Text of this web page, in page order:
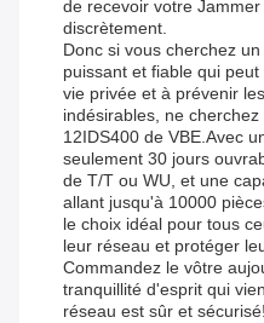
de recevoir votre
discrètement.
Donc si vous cherchez
puissant et fiable qui
vie privée et à prévenir
indésirables, ne
12IDS400 de VBE.Avec
seulement 30 jours
de T/T ou WU, et une
allant jusqu'à 10000
le choix idéal pour tous
leur réseau et protéger
Commandez le vôtre
tranquillité d'esprit qui
réseau est sûr et sécurisé!